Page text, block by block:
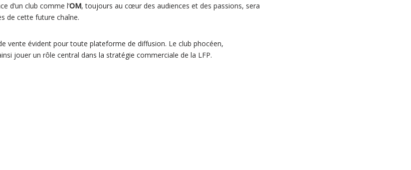
d’un club comme l’OM, toujours au cœur des audiences et des passions, sera
de cette future chaîne.
vente évident pour toute plateforme de diffusion. Le club phocéen,
jouer un rôle central dans la stratégie commerciale de la LFP.